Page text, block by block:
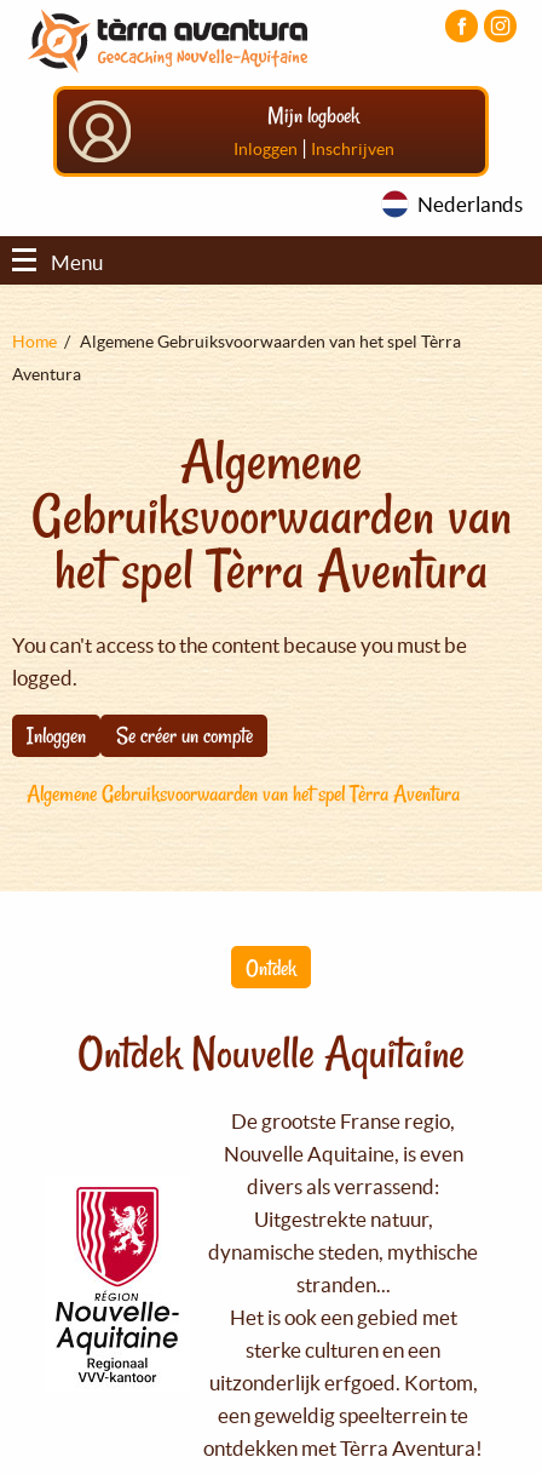
Overslaan
naar
Aller
menu
principal
Aller
pied
Mijn logboek
Inloggen | Inschrijven
Nederlands
Menu
Kruimelpad
Home
Algemene Gebruiksvoorwaarden van het spel Tèrra
Aventura
Algemene
Gebruiksvoorwaarden van
het spel Tèrra Aventura
You can't access to the content because you must be
logged.
Inloggen
Se créer un compte
Algemene Gebruiksvoorwaarden van het spel Tèrra Aventura
Ontdek
Ontdek Nouvelle Aquitaine
De grootste Franse regio,
Nouvelle Aquitaine, is even
divers als verrassend:
Uitgestrekte natuur,
dynamische steden, mythische
stranden...
Het is ook een gebied met
sterke culturen en een
uitzonderlijk erfgoed. Kortom,
een geweldig speelterrein te
ontdekken met Tèrra Aventura!